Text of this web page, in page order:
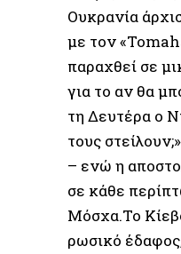
Ουκρανία
με τον
παραχθεί σε
για το αν θα
τη Δευτέρα ο
τους
– ενώ η
σε κάθε
Μόσχα.Το
ρωσικό